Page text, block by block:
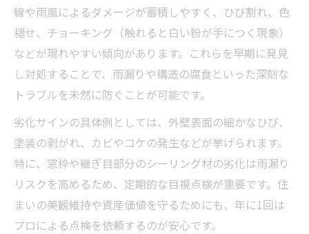
線や雨風によるダメージが蓄積しやすく、ひび割れ、色
褪せ、チョーキング（触れると白い粉が手につく現象）
などが現れやすい傾向があります。これらを早期に発見
し対処することで、雨漏りや構造の腐食といった深刻な
トラブルを未然に防ぐことが可能です。
劣化サインの具体例としては、外壁表面の細かなひび、
塗装の剥がれ、カビやコケの発生などが挙げられます。
特に、窓枠や継ぎ目部分のシーリング材の劣化は雨漏り
リスクを高めるため、定期的な目視点検が重要です。住
まいの美観維持や資産価値を守るためにも、年に1回は
プロによる点検を依頼するのが安心です。